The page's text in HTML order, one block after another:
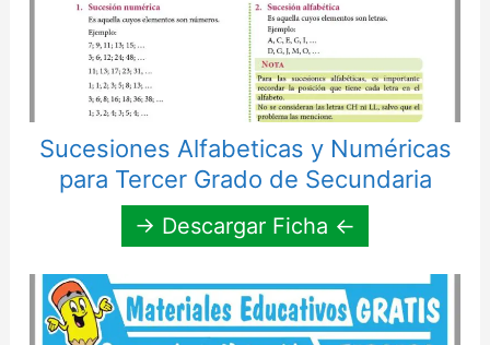
Sucesiones Alfabeticas y Numéricas
para Tercer Grado de Secundaria
→ Descargar Ficha ←